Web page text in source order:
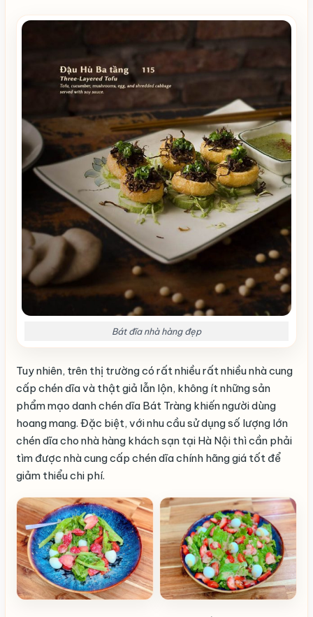
Bát đĩa nhà hàng đẹp
Tuy nhiên, trên thị trường có rất nhiều rất nhiều nhà cung
cấp chén dĩa và thật giả lẫn lộn, không ít những sản
phẩm mạo danh chén dĩa Bát Tràng khiến người dùng
hoang mang. Đặc biệt, với nhu cầu sử dụng số lượng lớn
chén dĩa cho nhà hàng khách sạn tại Hà Nội thì cần phải
tìm được nhà cung cấp chén dĩa chính hãng giá tốt để
giảm thiểu chi phí.